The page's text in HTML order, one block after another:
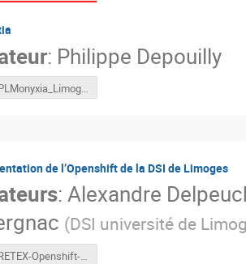
: Philippe Depouilly
PLMonyxia_Limoges_2025.pdf
de l’Openshift de la DSI de Limoges
:Alexandre
(DSI université de
RETEX-Openshift-Univ-Limoges-Mathrice.pdf